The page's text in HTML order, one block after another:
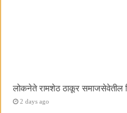
लोकनेते रामशेठ ठाकूर समाजसेवेतील
2 days ago